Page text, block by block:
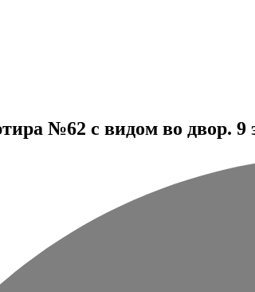
№62 с видом во двор. 9